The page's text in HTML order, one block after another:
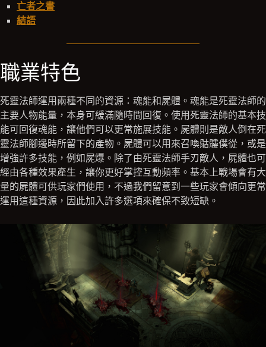
亡者之書
結語
職業特色
死靈法師運用兩種不同的資源：魂能和屍體。魂能是死靈法師的
主要人物能量，本身可緩滿隨時間回復。使用死靈法師的基本技
能可回復魂能，讓他們可以更常施展技能。屍體則是敵人倒在死
靈法師腳邊時所留下的產物。屍體可以用來召喚骷髏僕從，或是
增強許多技能，例如屍爆。除了由死靈法師手刃敵人，屍體也可
經由各種效果產生，讓你更好掌控互動頻率。基本上戰場會有大
量的屍體可供玩家們使用，不過我們留意到一些玩家會傾向更常
運用這種資源，因此加入許多選項來確保不致短缺。